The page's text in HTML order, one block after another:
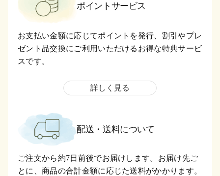
ポイントサービス
お支払い金額に応じてポイントを発行、割引やプレ
ゼント品交換にご利用いただけるお得な特典サービ
スです。
詳しく見る
配送・送料について
ご注文から約7日前後でお届けします。お届け先ご
とに、商品の合計金額に応じた送料がかかります。